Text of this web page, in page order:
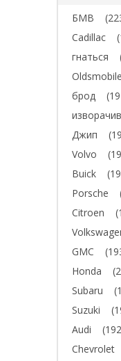
БМВ
Cadillac
гнаться
Oldsmobile
брод
Джип
Volvo
Buick
Porsche
Citroen
GMC
Honda
Subaru
Suzuki
Audi
Chevrolet